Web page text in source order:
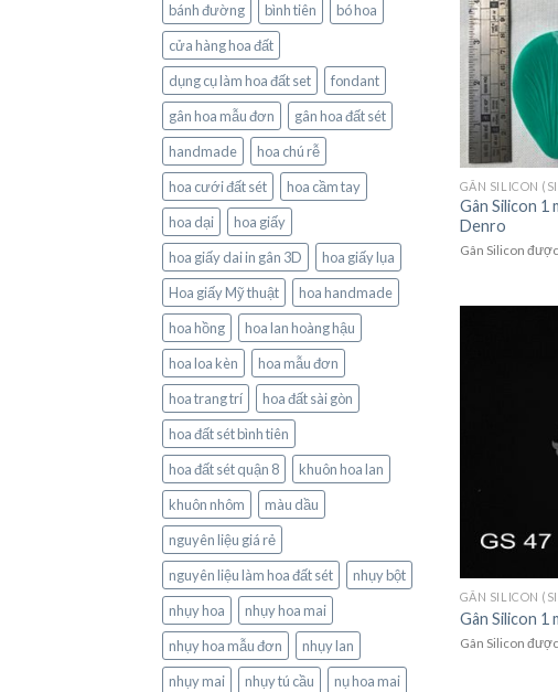
bánh đường bình tiên
bó hoa
cửa hàng hoa đất
dụng cụ làm hoa đất set
fondant
gân hoa mẫu đơn
gân hoa đất sét
handmade
hoa chú rễ
hoa cưới đất sét
hoa cầm tay
hoa dại
hoa giấy
hoa giấy dai in gân 3D
hoa giấy lụa
Hoa giấy Mỹ thuật
hoa handmade
hoa hồng
hoa lan hoàng hậu
hoa loa kèn
hoa mẫu đơn
hoa trang trí
hoa đất sài gòn
hoa đất sét bình tiên
hoa đất sét quận 8
khuôn hoa lan
khuôn nhôm
màu dầu
nguyên liệu giá rẻ
nguyên liệu làm hoa đất sét
nhụy bột
nhụy hoa
nhụy hoa mai
nhụy hoa mẫu đơn
nhụy lan
nhụy mai
nhụy tú cầu
nụ hoa mai
GÂN SILICON
Gân Silicon 1
Denro
Gân Silicon
GÂN SILICON
Gân Silicon 1
Gân Silicon